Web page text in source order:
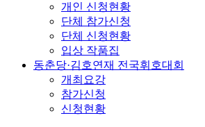
개인 신청현황
단체 참가신청
단체 신청현황
입상 작품집
동춘당·김호연재 전국휘호대회
개최요강
참가신청
신청현황